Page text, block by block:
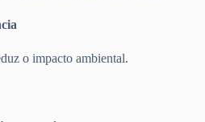
o impacto ambiental.